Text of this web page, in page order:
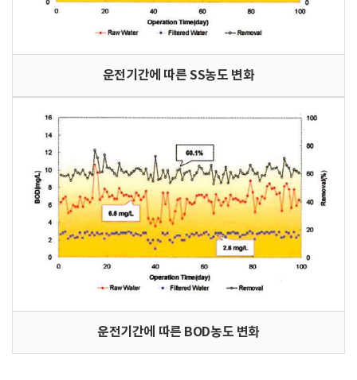
운전기간에 따른 SS농도 변화
운전기간에 따른 BOD농도 변화